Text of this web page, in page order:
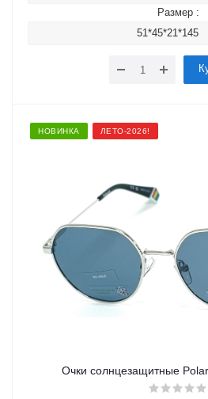
Размер :
51*45*21*145
НОВИНКА ЛЕТО-2026!
Очки солнцезащитные